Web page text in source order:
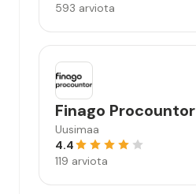
593 arviota
Finago Procountor
Uusimaa
4.4
119 arviota